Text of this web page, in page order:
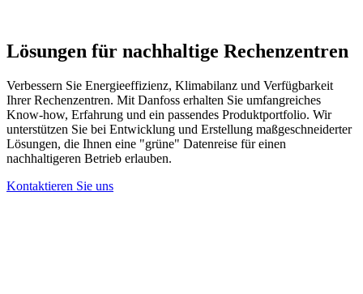
Lösungen für nachhaltige Rechenzentren
Verbessern Sie Energieeffizienz, Klimabilanz und Verfügbarkeit
Ihrer Rechenzentren. Mit Danfoss erhalten Sie umfangreiches
Know-how, Erfahrung und ein passendes Produktportfolio. Wir
unterstützen Sie bei Entwicklung und Erstellung maßgeschneiderter
Lösungen, die Ihnen eine "grüne" Datenreise für einen
nachhaltigeren Betrieb erlauben.
Kontaktieren Sie uns